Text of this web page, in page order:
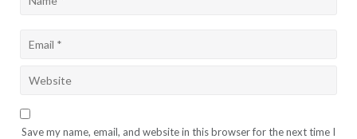
Save my name, email, and website in this browser for the next time I